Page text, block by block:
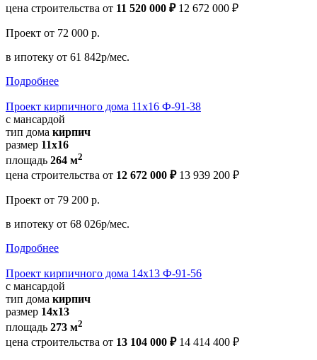
цена строительства от 11 520 000 ₽ 12 672 000 ₽
Проект от 72 000 р.
в ипотеку от 61 842р/мес.
Подробнее
Проект кирпичного дома 11x16 Ф-91-38
с мансардой
тип дома кирпич
размер 11x16
площадь 264 м2
цена строительства от 12 672 000 ₽ 13 939 200 ₽
Проект от 79 200 р.
в ипотеку от 68 026р/мес.
Подробнее
Проект кирпичного дома 14x13 Ф-91-56
с мансардой
тип дома кирпич
размер 14x13
площадь 273 м2
цена строительства от 13 104 000 ₽ 14 414 400 ₽